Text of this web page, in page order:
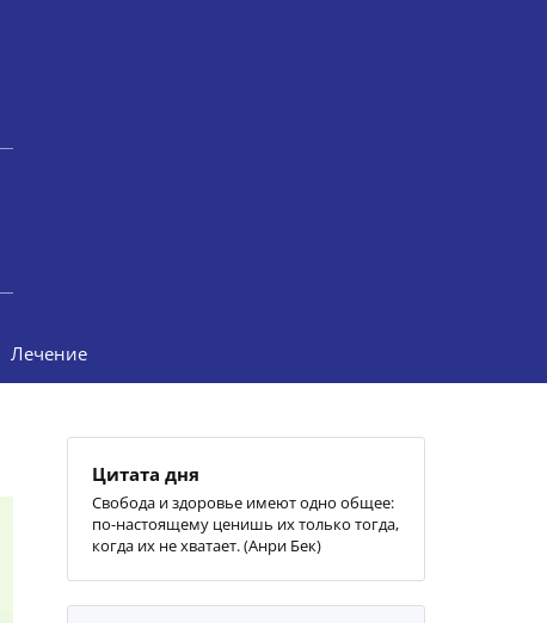
Лечение
Цитата дня
Свобода и здоровье имеют одно общее:
по-настоящему ценишь их только тогда,
когда их не хватает. (Анри Бек)